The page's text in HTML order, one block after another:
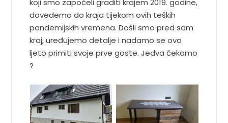
koji smo započeli graditi krajem 2019. godine,
dovedemo do kraja tijekom ovih teških
pandemijskih vremena. Došli smo pred sam
kraj, uređujemo detalje i nadamo se ovo
ljeto primiti svoje prve goste. Jedva čekamo
?